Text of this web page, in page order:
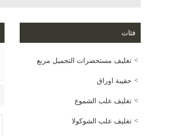
فئات
تغليف مستحضرات التجميل مربع
حقيبة اوراق
تغليف علب الشموع
تغليف علب الشوكولا